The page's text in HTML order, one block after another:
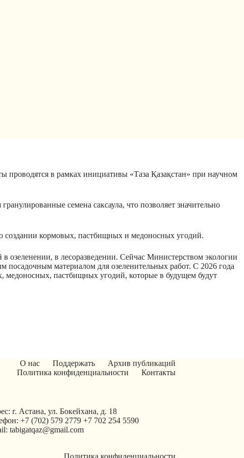
проводятся в рамках инициативы «Таза Қазақстан» при научном
семена саксаула, что позволяет значительно
создании кормовых, пастбищных и медоносных угодий.
в лесоразведении. Сейчас Министерством экологии
материалом для озеленительных работ. С 2026 года
медоносных, пастбищных угодий, которые в будущем будут
О нас Поддержать
Архив публикаций
Политика конфиденциальности
Контакты
г. Астана, ул. Бокейхана, д. 18
+7 (702) 579 2779 +7 702 254 5590
tabigatqaz@gmail.com
Политика конфиденциальности